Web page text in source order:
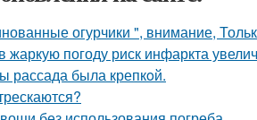
огурчики ", внимание,
погоду риск инфаркта
рассада была крепкoй.